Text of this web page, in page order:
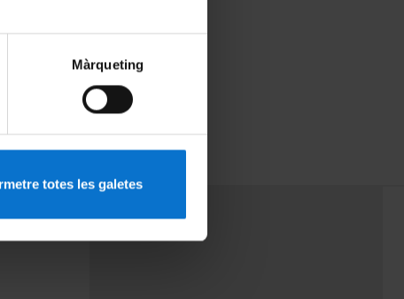
Màrqueting
totes les galetes